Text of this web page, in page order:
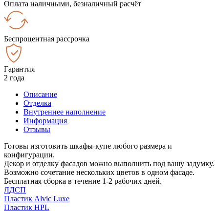
Оплата наличными, безналичный расчёт
Беспроцентная рассрочка
Гарантия
2 года
Описание
Отделка
Внутреннее наполнение
Информация
Отзывы
Готовы изготовить шкафы-купе любого размера и
конфигурации.
Декор и отделку фасадов можно выполнить под вашу задумку.
Возможно сочетание нескольких цветов в одном фасаде.
Бесплатная сборка в течение 1-2 рабочих дней.
ЛДСП
Пластик Alvic Luxe
Пластик HPL